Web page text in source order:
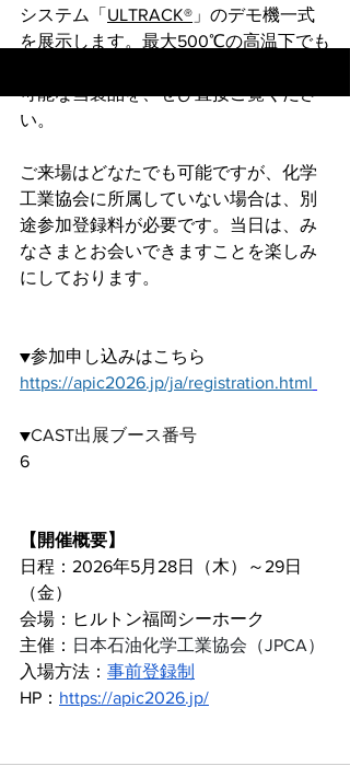
システム「 ULTRACK® 」のデモ機一式
を展示します。最大500℃の高温下でも
可能な当製品を、ぜひ直接ご覧くださ
い。
ご来場はどなたでも可能ですが、化学
工業協会に所属していない場合は、別
途参加登録料が必要です。 当日は、み
なさまとお会いできますことを楽しみ
にしております。
▼参加申し込みはこちら
https://apic2026.jp/ja/registration.html
▼CAST出展ブース番号
6
【開催概要】
日程：2026年5月28日（木）～29日
（金）
会場：ヒルトン福岡シーホーク
主催： 日本石油化学工業協会（JPCA）
入場方法： 事前登録制
HP： https://apic2026.jp/